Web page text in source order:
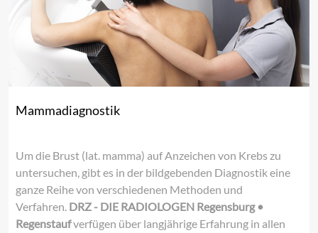
Mammadiagnostik
Um die Brust (lat. mamma) auf Anzeichen von Krebs zu
untersuchen, gibt es in der bildgebenden Diagnostik eine
ganze Reihe von verschiedenen Methoden und
Verfahren. DRZ - DIE RADIOLOGEN Regensburg•
Regenstaufverfügen über langjährige Erfahrung in allen